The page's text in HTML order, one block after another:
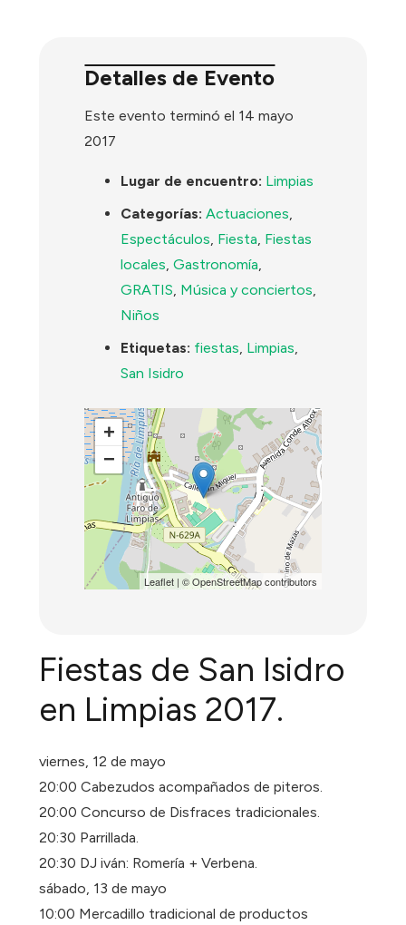
Detalles de Evento
Este evento terminó el 14 mayo
2017
Lugar de encuentro: Limpias
Categorías: Actuaciones,
Espectáculos, Fiesta, Fiestas
locales,Gastronomía,
GRATIS, Música y conciertos,
Niños
Etiquetas: fiestas, Limpias,
San Isidro
+
−
Leaflet| ©OpenStreetMapcontributors
Fiestas de San Isidro
en Limpias 2017.
viernes, 12 de mayo
20:00 Cabezudos acompañados de piteros.
20:00 Concurso de Disfraces tradicionales.
20:30 Parrillada.
20:30 DJ iván: Romería + Verbena.
sábado, 13 de mayo
10:00 Mercadillo tradicional de productos